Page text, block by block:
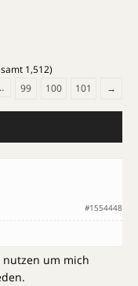
1,512)
99 100 101 →
#1554448
nutzen um mich